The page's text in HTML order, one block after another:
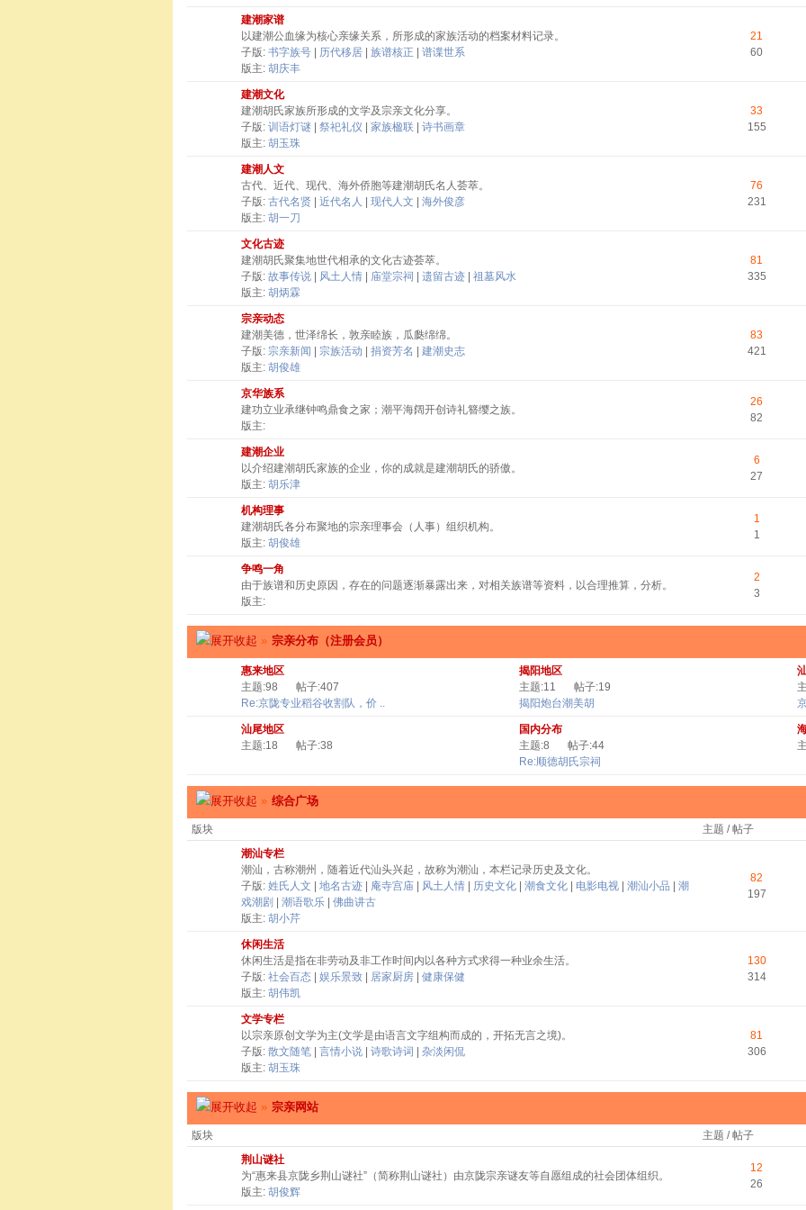
建潮家谱
以建潮公血缘为核心亲缘关系，所形成的家族活动的档案材料记录。
子版: 书字族号 历代移居 族谱核正
谱谍世系
版主: 胡庆丰
21
60
建潮文化
建潮胡氏家族所形成的文学及宗亲文化分享。
子版: 训语灯谜 祭祀礼仪 家族楹联
诗书画章
版主: 胡玉珠
33
155
建潮人文
古代、近代、现代、海外侨胞等建潮胡氏名人荟萃。
子版: 古代名贤 近代名人 现代人文
海外俊彦
版主: 胡一刀
76
231
文化古迹
建潮胡氏聚集地世代相承的文化古迹荟萃。
子版: 故事传说 风土人情 庙堂宗祠 遗留古迹
祖墓风水
版主: 胡炳霖
81
335
宗亲动态
建潮美德，世泽绵长，敦亲睦族，瓜瓞绵绵。
子版: 宗亲新闻 宗族活动 捐资芳名
建潮史志
版主: 胡俊雄
83
421
京华族系
建功立业承继钟鸣鼎食之家；潮平海阔开创诗礼簪缨之族。
版主:
26
82
建潮企业
以介绍建潮胡氏家族的企业，你的成就是建潮胡氏的骄傲。
版主: 胡乐津
6
27
机构理事
建潮胡氏各分布聚地的宗亲理事会（人事）组织机构。
版主: 胡俊雄
1
1
争鸣一角
由于族谱和历史原因，存在的问题逐渐暴露出来，对相关族谱等资料，以合理推算，分析。
版主:
2
3
» 宗亲分布（注册会员）
惠来地区
主题:98
帖子:407
Re:京陇专业稻谷收割队，价 ..
揭阳地区
主题:11
帖子:19
揭阳炮台潮美胡
汕尾地区
主题:18
帖子:38
国内分布
主题:8
帖子:44
Re:顺德胡氏宗祠
» 综合广场
版块
主题 / 帖子
潮汕专栏
潮汕，古称潮州，随着近代汕头兴起，故称为潮汕，本栏记录历史及文化。
子版: 姓氏人文 地名古迹 庵寺宫庙 风土人情 历史文化 潮食文化 电影电视 潮汕小品
潮
戏潮剧
潮语歌乐
佛曲讲古
版主: 胡小芹
82
197
休闲生活
休闲生活是指在非劳动及非工作时间内以各种方式求得一种业余生活。
子版: 社会百态 娱乐景致 居家厨房
健康保健
版主: 胡伟凯
130
314
文学专栏
以宗亲原创文学为主(文学是由语言文字组构而成的，开拓无言之境)。
子版: 散文随笔 言情小说 诗歌诗词
杂淡闲侃
版主: 胡玉珠
81
306
» 宗亲网站
版块
主题 / 帖子
荆山谜社
为“惠来县京陇乡荆山谜社”（简称荆山谜社）由京陇宗亲谜友等自愿组成的社会团体组织。
版主: 胡俊辉
12
26